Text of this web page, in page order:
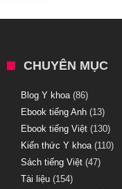
CHUYÊN MỤC
Blog Y khoa (86)
Ebook tiếng Anh (13)
Ebook tiếng Việt (130)
Kiến thức Y khoa (110)
Sách tiếng Việt (47)
Tài liệu (154)